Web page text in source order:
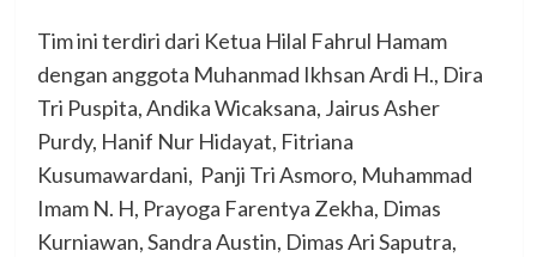
Tim ini terdiri dari Ketua Hilal Fahrul Hamam
dengan anggota Muhanmad Ikhsan Ardi H., Dira
Tri Puspita, Andika Wicaksana, Jairus Asher
Purdy, Hanif Nur Hidayat, Fitriana
Kusumawardani, Panji Tri Asmoro, Muhammad
Imam N. H, Prayoga Farentya Zekha, Dimas
Kurniawan, Sandra Austin, Dimas Ari Saputra,